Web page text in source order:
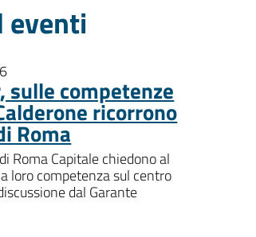
eventi
sulle competenze
ricorrono
Roma
Roma Capitale chiedono al
loro competenza sul centro
dal Garante